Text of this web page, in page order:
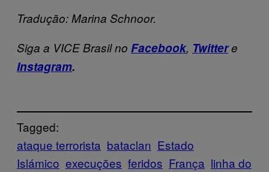
Tradução: Marina Schnoor.
Siga a VICE Brasil no Facebook, Twittere
Instagram.
Tagged:
ataque terrorista bataclan Estado
Islámico execuções feridos França linha do